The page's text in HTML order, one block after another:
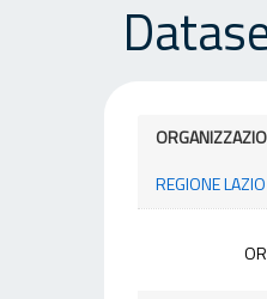
REGIONE LAZIO